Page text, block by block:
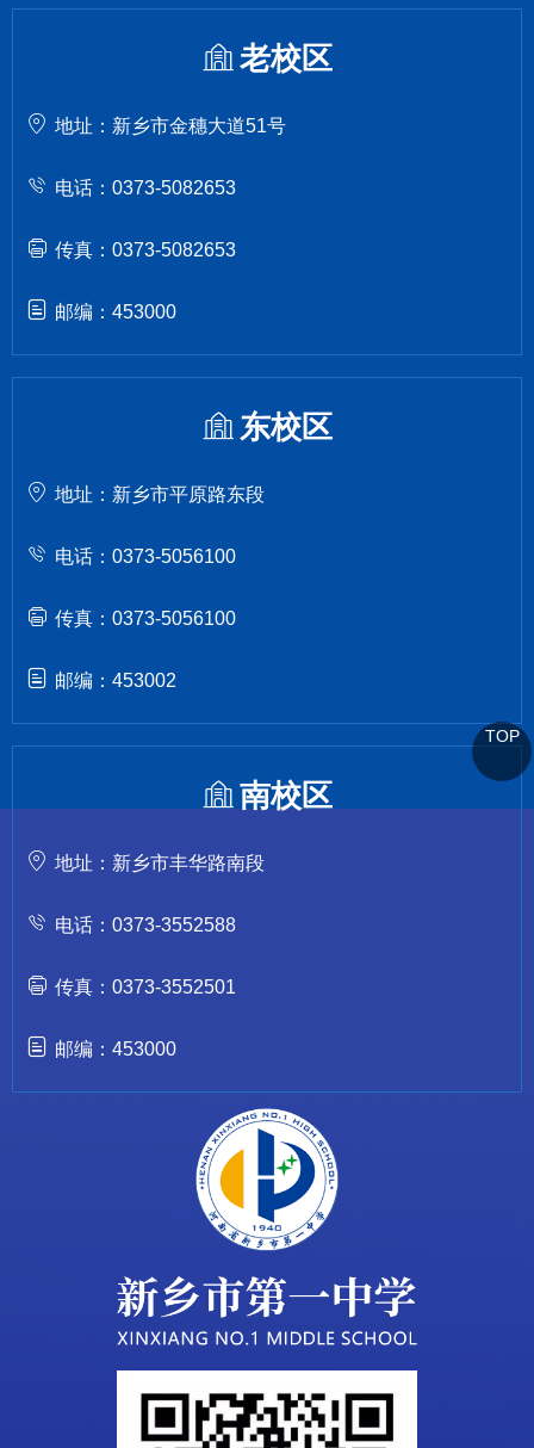
老校区
地址：新乡市金穗大道51号
电话：0373-5082653
传真：0373-5082653
邮编：453000
东校区
地址：新乡市平原路东段
电话：0373-5056100
传真：0373-5056100
邮编：453002
南校区
地址：新乡市丰华路南段
电话：0373-3552588
传真：0373-3552501
邮编：453000
TOP